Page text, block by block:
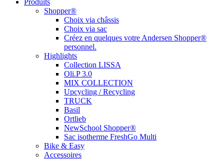
Produits
Shopper®
Choix via châssis
Choix via sac
Créez en quelques votre Andersen Shopper®
personnel.
Highlights
Collection LISSA
Oli.P 3.0
MIX COLLECTION
Upcycling / Recycling
TRUCK
Basil
Ortlieb
NewSchool Shopper®
Sac isotherme FreshGo Multi
Bike & Easy
Accessoires